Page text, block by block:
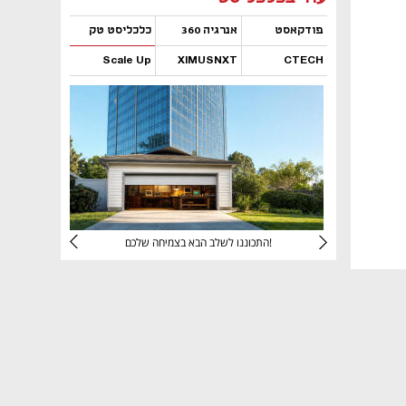
פודקאסט אנרגיה 360 כלכליסט טק
CTECH
XIMUSNXT
Scale Up
נפתח בכרטיסייה חדשה
התכוננו לשלב הבא בצמיחה שלכם!
נפתח בכרטיסייה חדשה